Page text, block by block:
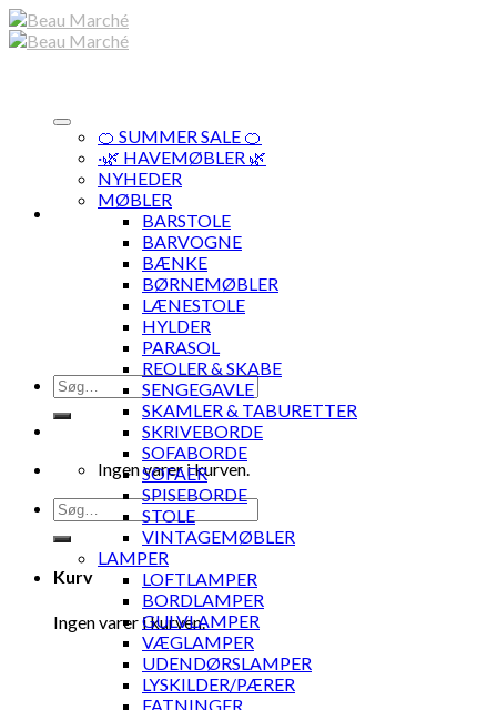
Skip
to
Søg
efter:
Ingen varer i kurven.
Søg
efter:
Kurv
Ingen varer i kurven.
🍊 SUMMER SALE 🍊
·🌿 HAVEMØBLER 🌿
NYHEDER
MØBLER
BARSTOLE
BARVOGNE
BÆNKE
BØRNEMØBLER
LÆNESTOLE
HYLDER
PARASOL
REOLER & SKABE
SENGEGAVLE
SKAMLER & TABURETTER
SKRIVEBORDE
SOFABORDE
SOFAER
SPISEBORDE
STOLE
VINTAGEMØBLER
LAMPER
LOFTLAMPER
BORDLAMPER
GULVLAMPER
VÆGLAMPER
UDENDØRSLAMPER
LYSKILDER/PÆRER
FATNINGER